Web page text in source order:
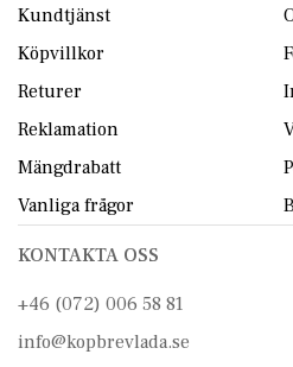
Kundtjänst
Köpvillkor
Returer
Reklamation
Mängdrabatt
Vanliga frågor
KONTAKTA OSS
+46 (072) 006 58 81
info@kopbrevlada.se